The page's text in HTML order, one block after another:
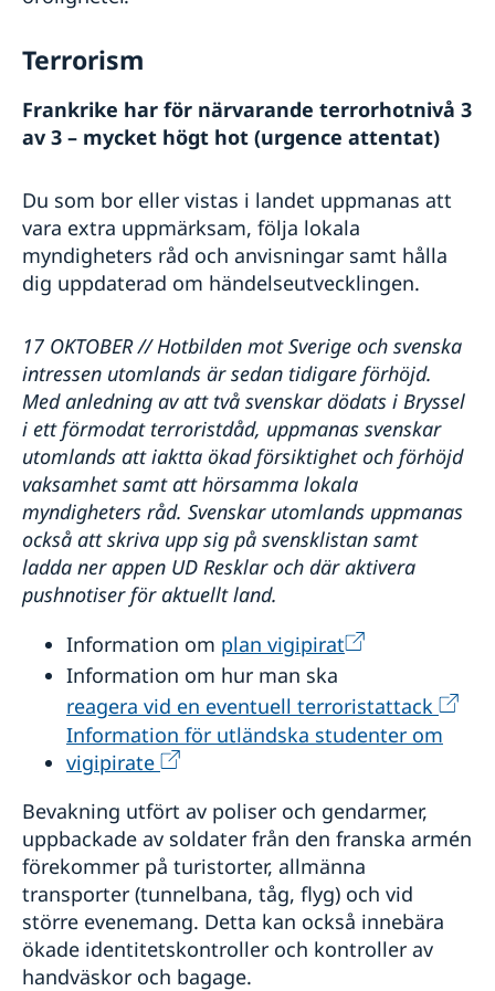
Terrorism
Frankrike har för närvarande terrorhotnivå 3
av 3 – mycket högt hot (urgence attentat)
Du som bor eller vistas i landet uppmanas att
vara extra uppmärksam, följa lokala
myndigheters råd och anvisningar samt hålla
dig uppdaterad om händelseutvecklingen.
17 OKTOBER // Hotbilden mot Sverige och svenska
intressen utomlands är sedan tidigare förhöjd.
Med anledning av att två svenskar dödats i Bryssel
i ett förmodat terroristdåd, uppmanas svenskar
utomlands att iaktta ökad försiktighet och förhöjd
vaksamhet samt att hörsamma lokala
myndigheters råd. Svenskar utomlands uppmanas
också att skriva upp sig på svensklistan samt
ladda ner appen UD Resklar och där aktivera
pushnotiser för aktuellt land.
Information om plan vigipirat
Information om hur man ska
reagera vid en eventuell terroristattack
Information för utländska studenter om
vigipirate
Bevakning utfört av poliser och gendarmer,
uppbackade av soldater från den franska armén
förekommer på turistorter, allmänna
transporter (tunnelbana, tåg, flyg) och vid
större evenemang. Detta kan också innebära
ökade identitetskontroller och kontroller av
handväskor och bagage.